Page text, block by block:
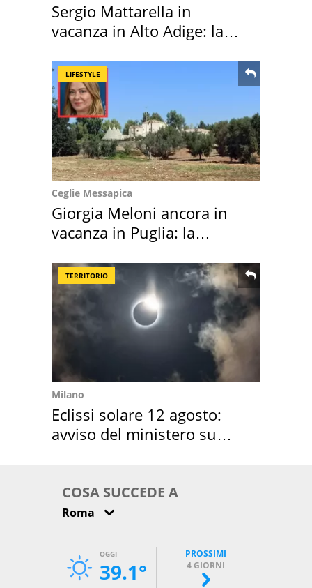
Sergio Mattarella in
vacanza in Alto Adige: la
LIFESTYLE
Ceglie Messapica
Giorgia Meloni ancora in
vacanza in Puglia: la
TERRITORIO
Milano
Eclissi solare 12 agosto:
avviso del ministero su